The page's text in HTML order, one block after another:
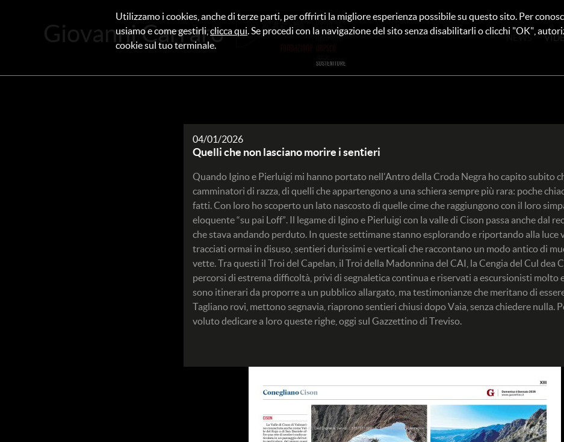
Utilizzamo i cookies, anche di terze parti, per offrirti la migliore esperienza possibile su questo sito. Per
usiamo e come gestirli,clicca qui. Se procedi con la navigazione del sito senza disabilitarli o clicchi "OK",
cookie sul tuo terminale.
Giovanni Carraro NEWS
04/01/2026
Quelli che non lasciano morire i sentieri
Quando Igino e Pierluigi mi hanno portato nell’Antro della Croda Negra ho capito subito
camminatori di razza, di quelli che appartengono a una schiera sempre più rara: poche
fatti. Con loro ho scoperto un lato nascosto di quelle cime che raggiungono con il loro
eloquente “su pai Loff”. Il legame di Igino e Pierluigi con la valle di Cison passa anche dal
che stava andando perduto. In queste settimane stanno esplorando e riportando alla luce
tracciati ormai in disuso, sentieri durissimi e verticali che raccontano un modo antico di
vette. Tra questi il Troi del Capelan, il Troi della Madonnina del CAI, la Cengia del Cul dea
percorsi di estrema difficoltà, privi di segnaletica continua e riservati a escursionisti molto
sono itinerari da proporre a un pubblico allargato, ma testimonianze che meritano di
Tagliano rovi, mettono segnavia, riaprono sentieri chiusi dopo Vaia, senza chiedere nulla.
voluto dedicare a loro queste righe, oggi sul Gazzettino di Treviso.